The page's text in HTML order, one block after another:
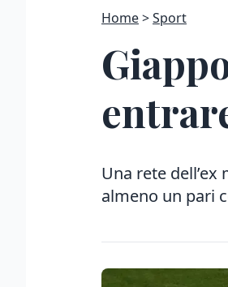
Home Sport
Una rete
almeno un pari